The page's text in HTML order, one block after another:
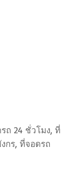
ถ 24 ชั่วโมง, ที่
กร, ที่จอดรถ